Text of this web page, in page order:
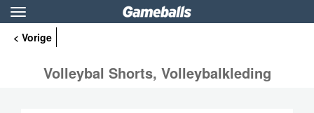
Toggle
navigation
< Vorige
Volleybal Shorts, Volleybalkleding